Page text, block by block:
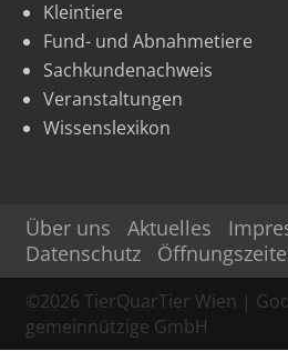
Kleintiere
Fund- und Abnahmetiere
Sachkundenachweis
Veranstaltungen
Wissenslexikon
Über uns Aktuelles
Datenschutz
©2026 TierQuarTier Wien |
gemeinnützige GmbH